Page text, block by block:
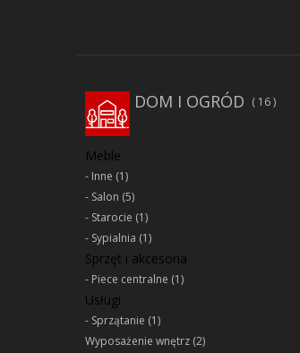
DOM I OGRÓD 16
Meble
Inne (1)
Salon (5)
Starocie (1)
Sypialnia (1)
Sprzęt i akcesoria
Piece centralne (1)
Usługi
Sprzątanie (1)
Wyposażenie wnętrz (2)